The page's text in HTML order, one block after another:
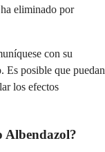
eliminado por
con su
Es posible que puedan
los efectos
Albendazol?